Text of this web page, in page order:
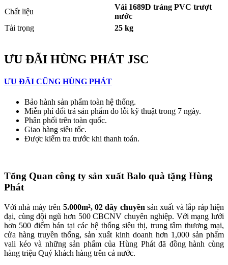
Chất liệu
Vải 1689D tráng PVC trượt
nước
Tải trọng
25 kg
ƯU ĐÃI HÙNG PHÁT JSC
ƯU ĐÃI CŨNG HÙNG PHÁT
Bảo hành sản phẩm toàn hệ thống.
Miễn phí đổi trả sản phẩm do lỗi kỹ thuật trong 7 ngày.
Phân phối trên toàn quốc.
Giao hàng siêu tốc.
Được kiểm tra trước khi thanh toán.
Tổng Quan công ty sản xuất Balo quà tặng Hùng
Phát
Với nhà máy trên 5.000m², 02 dây chuyền sản xuất và lắp ráp hiện
đại, cùng đội ngũ hơn 500 CBCNV chuyên nghiệp. Với mạng lưới
hơn 500 điểm bán tại các hệ thống siêu thị, trung tâm thương mại,
cửa hàng truyền thống, sản xuất kinh doanh hơn 1,000 sản phẩm
vali kéo và những sản phẩm của Hùng Phát đã đồng hành cùng
hàng triệu Quý khách hàng trên cả nước.